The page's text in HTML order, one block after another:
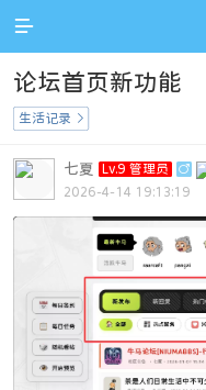

论坛首页新功能
生活记录 
七夏 Lv.9 管理员 
2026-4-14 19:13:19